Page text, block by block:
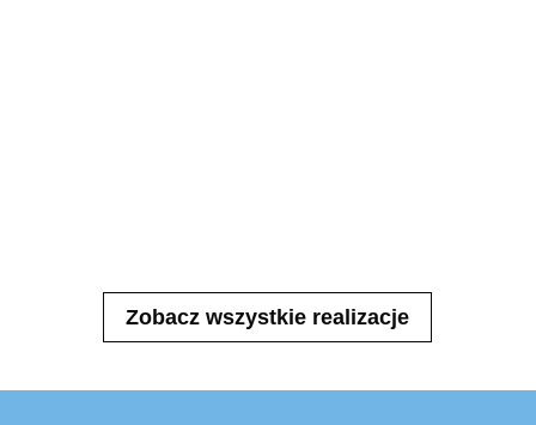
Zobacz wszystkie realizacje